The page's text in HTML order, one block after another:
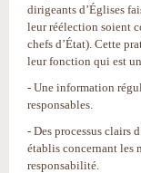
dirigeants d’Églises
leur réélection soient
chefs d’État). Cette
leur fonction qui est
- Une information
responsables.
- Des processus clairs
établis concernant les
responsabilité.